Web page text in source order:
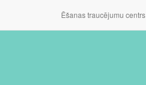
Ēšanas traucējumu centrs